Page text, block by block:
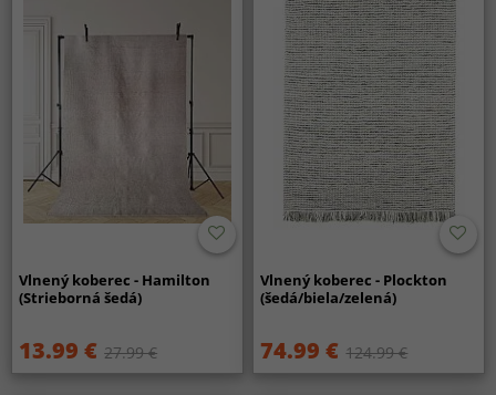
Vlnený koberec - Hamilton
(Strieborná šedá)
13.99 € 27.99 €
Vlnený koberec - Plockton
(šedá/biela/zelená)
74.99 € 124.99 €